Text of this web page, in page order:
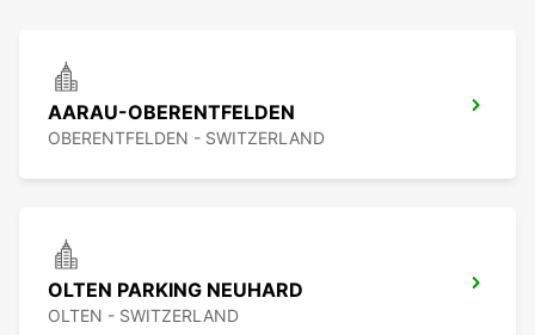
AARAU-OBERENTFELDEN
OBERENTFELDEN - SWITZERLAND
OLTEN PARKING NEUHARD
OLTEN - SWITZERLAND